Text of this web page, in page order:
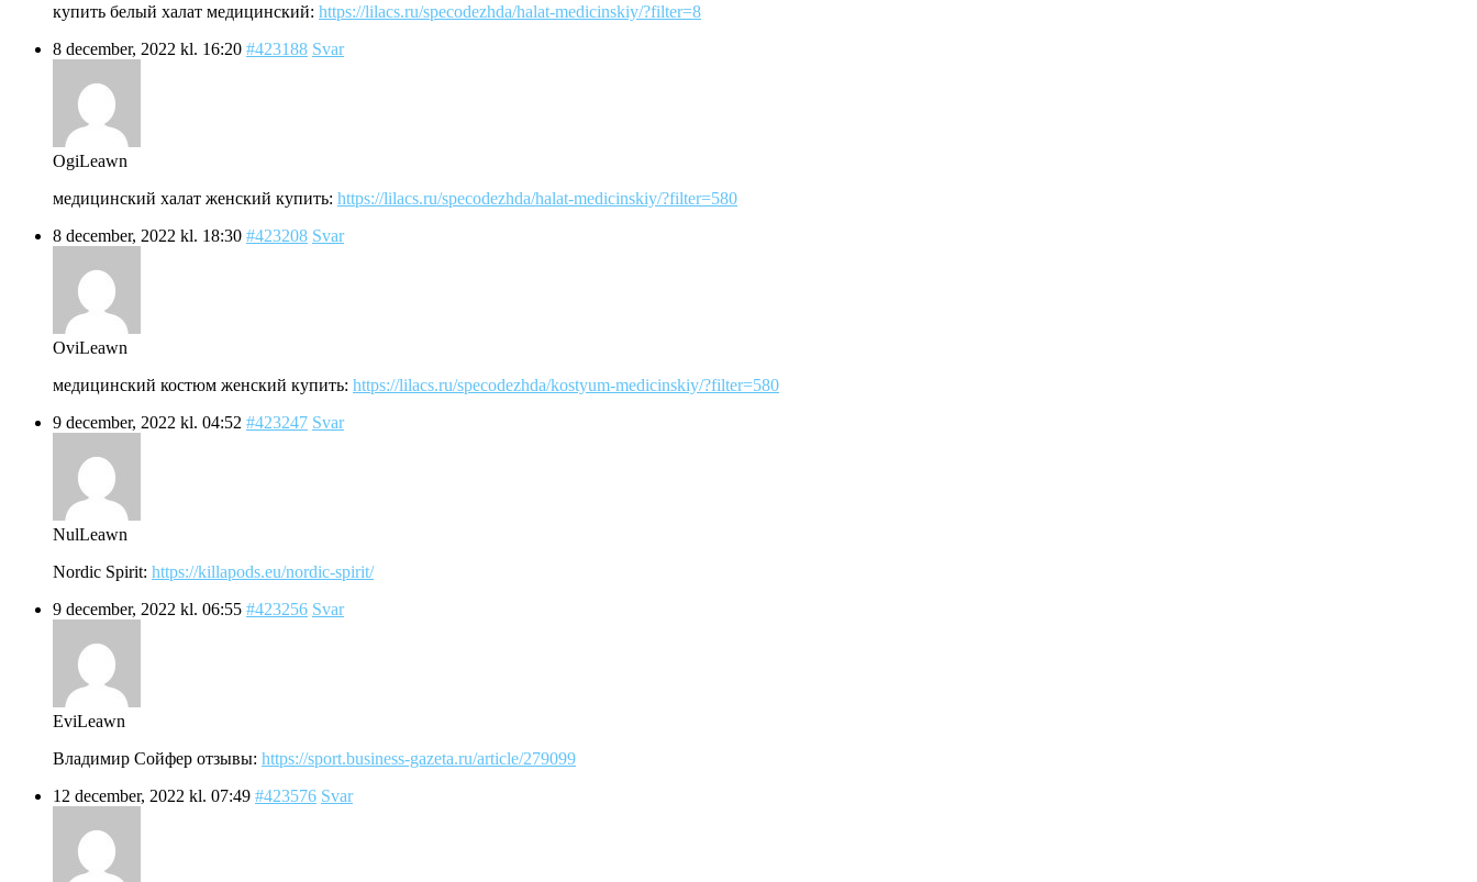
купить белый халат медицинский: https://lilacs.ru/specodezhda/halat-medicinskiy/?filter=8
8 december, 2022 kl. 16:20 #423188 Svar
OgiLeawn
медицинский халат женский купить: https://lilacs.ru/specodezhda/halat-medicinskiy/?filter=580
8 december, 2022 kl. 18:30 #423208 Svar
OviLeawn
медицинский костюм женский купить: https://lilacs.ru/specodezhda/kostyum-medicinskiy/?filter=580
9 december, 2022 kl. 04:52 #423247 Svar
NulLeawn
Nordic Spirit: https://killapods.eu/nordic-spirit/
9 december, 2022 kl. 06:55 #423256 Svar
EviLeawn
Владимир Сойфер отзывы: https://sport.business-gazeta.ru/article/279099
12 december, 2022 kl. 07:49 #423576 Svar